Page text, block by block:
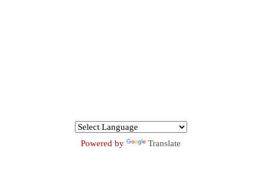
Powered by Translate